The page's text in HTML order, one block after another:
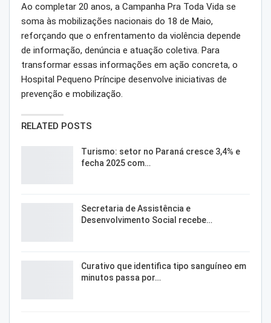
Ao completar 20 anos, a Campanha Pra Toda Vida se
soma às mobilizações nacionais do 18 de Maio,
reforçando que o enfrentamento da violência depende
de informação, denúncia e atuação coletiva. Para
transformar essas informações em ação concreta, o
Hospital Pequeno Príncipe desenvolve iniciativas de
prevenção e mobilização.
RELATED POSTS
Turismo: setor no Paraná cresce 3,4% e
fecha 2025 com…
Secretaria de Assistência e
Desenvolvimento Social recebe…
Curativo que identifica tipo sanguíneo em
minutos passa por…